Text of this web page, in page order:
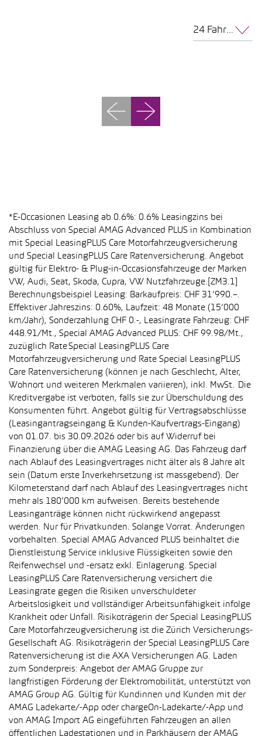
24 Fahrzeuge pro Seite
*E-Occasionen Leasing ab 0.6%: 0.6% Leasingzins bei
Abschluss von Special AMAG Advanced PLUS in Kombination
mit Special LeasingPLUS Care Motorfahrzeugversicherung
und Special LeasingPLUS Care Ratenversicherung. Angebot
gültig für Elektro- & Plug-in-Occasionsfahrzeuge der Marken
VW, Audi, Seat, Skoda, Cupra, VW Nutzfahrzeuge.[ZM3.1]
Berechnungsbeispiel Leasing: Barkaufpreis: CHF 31’990.–.
Effektiver Jahreszins: 0.60%, Laufzeit: 48 Monate (15’000
km/Jahr), Sonderzahlung CHF 0.-, Leasingrate Fahrzeug: CHF
448.91/Mt., Special AMAG Advanced PLUS: CHF 99.98/Mt.,
zuzüglich Rate Special LeasingPLUS Care
Motorfahrzeugversicherung und Rate Special LeasingPLUS
Care Ratenversicherung (können je nach Geschlecht, Alter,
Wohnort und weiteren Merkmalen variieren), inkl. MwSt. Die
Kreditvergabe ist verboten, falls sie zur Überschuldung des
Konsumenten führt. Angebot gültig für Vertragsabschlüsse
(Leasingantragseingang & Kunden-Kaufvertrags-Eingang)
von 01.07. bis 30.09.2026 oder bis auf Widerruf bei
Finanzierung über die AMAG Leasing AG. Das Fahrzeug darf
nach Ablauf des Leasingvertrages nicht älter als 8 Jahre alt
sein (Datum erste Inverkehrsetzung ist massgebend). Der
Kilometerstand darf nach Ablauf des Leasingvertrages nicht
mehr als 180’000 km aufweisen. Bereits bestehende
Leasinganträge können nicht rückwirkend angepasst
werden. Nur für Privatkunden. Solange Vorrat. Änderungen
vorbehalten. Special AMAG Advanced PLUS beinhaltet die
Dienstleistung Service inklusive Flüssigkeiten sowie den
Reifenwechsel und -ersatz exkl. Einlagerung. Special
LeasingPLUS Care Ratenversicherung versichert die
Leasingrate gegen die Risiken unverschuldeter
Arbeitslosigkeit und vollständiger Arbeitsunfähigkeit infolge
Krankheit oder Unfall. Risikoträgerin der Special LeasingPLUS
Care Motorfahrzeugversicherung ist die Zürich Versicherungs-
Gesellschaft AG. Risikoträgerin der Special LeasingPLUS Care
Ratenversicherung ist die AXA Versicherungen AG. Laden
zum Sonderpreis: Angebot der AMAG Gruppe zur
langfristigen Förderung der Elektromobilität, unterstützt von
AMAG Group AG. Gültig für Kundinnen und Kunden mit der
AMAG Ladekarte/-App oder chargeOn-Ladekarte/-App und
von AMAG Import AG eingeführten Fahrzeugen an allen
öffentlichen Ladestationen und in Parkhäusern der AMAG